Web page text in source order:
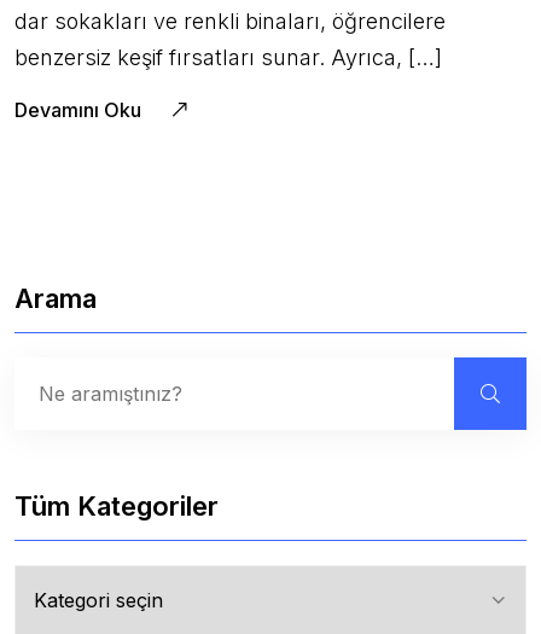
dar sokakları ve renkli binaları, öğrencilere
benzersiz keşif fırsatları sunar. Ayrıca, […]
Devamını Oku
Arama
Tüm Kategoriler
Kategoriler